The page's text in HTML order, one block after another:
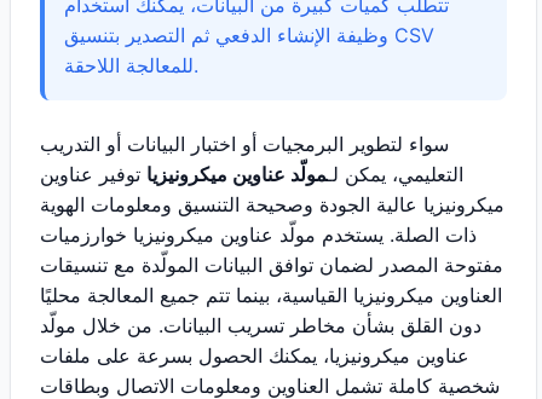
تتطلب كميات كبيرة من البيانات، يمكنك استخدام
وظيفة الإنشاء الدفعي ثم التصدير بتنسيق CSV
للمعالجة اللاحقة.
سواء لتطوير البرمجيات أو اختبار البيانات أو التدريب
التعليمي، يمكن لـمولّد عناوين ميكرونيزيا توفير عناوين
ميكرونيزيا عالية الجودة وصحيحة التنسيق ومعلومات الهوية
ذات الصلة. يستخدم مولّد عناوين ميكرونيزيا خوارزميات
مفتوحة المصدر لضمان توافق البيانات المولّدة مع تنسيقات
العناوين ميكرونيزيا القياسية، بينما تتم جميع المعالجة محليًا
دون القلق بشأن مخاطر تسريب البيانات. من خلال مولّد
عناوين ميكرونيزيا، يمكنك الحصول بسرعة على ملفات
شخصية كاملة تشمل العناوين ومعلومات الاتصال وبطاقات